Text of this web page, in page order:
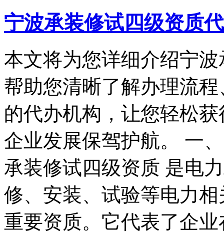
宁波承装修试四级资质
本文将为您详细介绍宁
帮助您清晰了解办理流
的代办机构，让您轻松
企业发展保驾护航。 一
承装修试四级资质 是电
修、安装、试验等电力
重要资质。它代表了企